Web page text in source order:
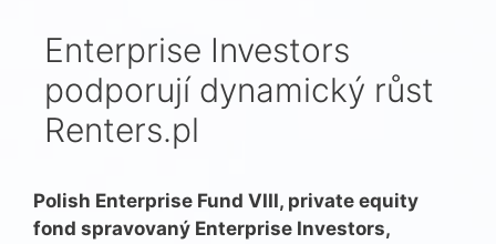
Enterprise Investors
podporují dynamický růst
Renters.pl
Polish Enterprise Fund VIII, private equity
fond spravovaný Enterprise Investors,